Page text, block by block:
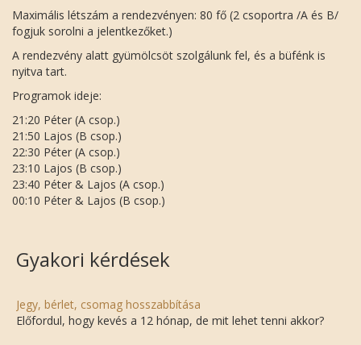
Maximális létszám a rendezvényen: 80 fő (2 csoportra /A és B/
fogjuk sorolni a jelentkezőket.)
A rendezvény alatt gyümölcsöt szolgálunk fel, és a büfénk is
nyitva tart.
Programok ideje:
21:20 Péter (A csop.)
21:50 Lajos (B csop.)
22:30 Péter (A csop.)
23:10 Lajos (B csop.)
23:40 Péter & Lajos (A csop.)
00:10 Péter & Lajos (B csop.)
Gyakori kérdések
Jegy, bérlet, csomag hosszabbítása
Előfordul, hogy kevés a 12 hónap, de mit lehet tenni akkor?